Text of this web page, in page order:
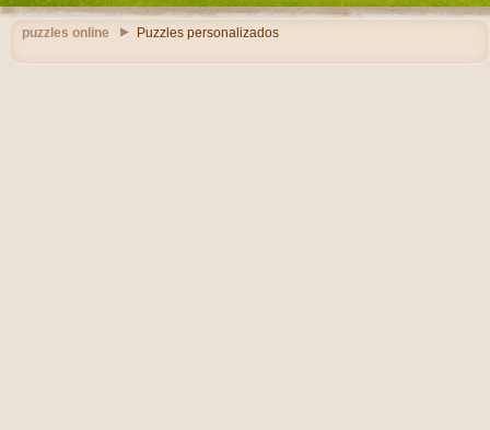
puzzles online Puzzles personalizados